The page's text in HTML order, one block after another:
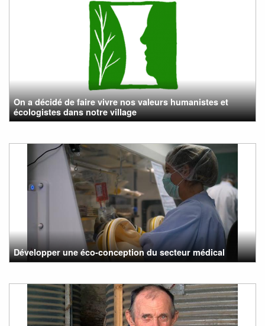
On a décidé de faire vivre nos valeurs humanistes et
écologistes dans notre village
Développer une éco-conception du secteur médical